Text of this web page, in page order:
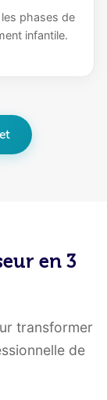
phases de
infantile.
en 3
transformer
de